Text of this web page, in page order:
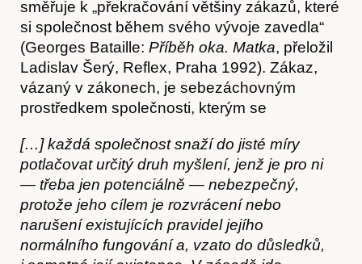
Hostcast
směřuje k „překračování většiny zákazů, které
si společnost během svého vývoje zavedla“
(Georges Bataille: Příběh oka. Matka, přeložil
Ladislav Šerý, Reflex, Praha 1992). Zákaz,
vázaný v zákonech, je sebezáchovným
prostředkem společnosti, kterým se
[…] každá společnost snaží do jisté míry
potlačovat určitý druh myšlení, jenž je pro ni
— třeba jen potenciálně — nebezpečný,
protože jeho cílem je rozvrácení nebo
narušení existujících pravidel jejího
normálního fungování a, vzato do důsledků,